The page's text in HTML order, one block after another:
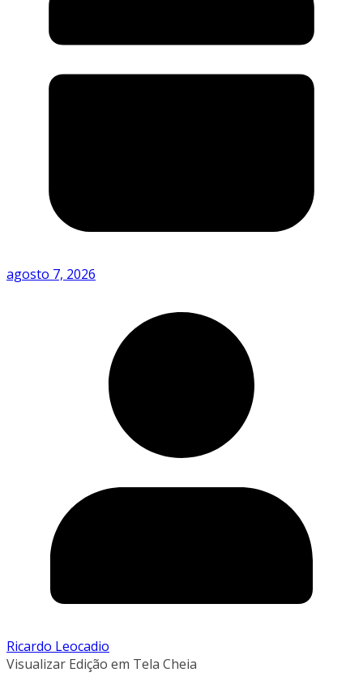
agosto 7, 2026
Ricardo Leocadio
Visualizar Edição em Tela Cheia